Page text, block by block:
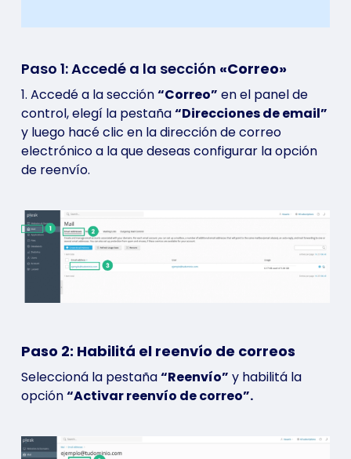
Paso 1: Accedé a la sección «Correo»
1. Accedé a la sección“Correo” en el panel de
control, elegí la pestaña“Direcciones de email”
y luego hacé clic en la dirección de correo
electrónico a la que deseas configurar la opción
de reenvío.
Paso 2: Habilitá el reenvío de correos
Seleccioná la pestaña“Reenvío” y habilitá la
opción“Activar reenvío de correo”.